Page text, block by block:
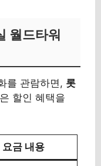
월드타워
를 관람하면, 롯
할인 혜택을
요금 내용